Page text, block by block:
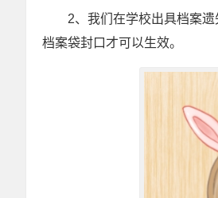
2、我们在学校出具档案
档案袋封口才可以生效。